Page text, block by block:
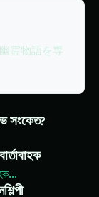
霊物語を専
সংকেত?
...